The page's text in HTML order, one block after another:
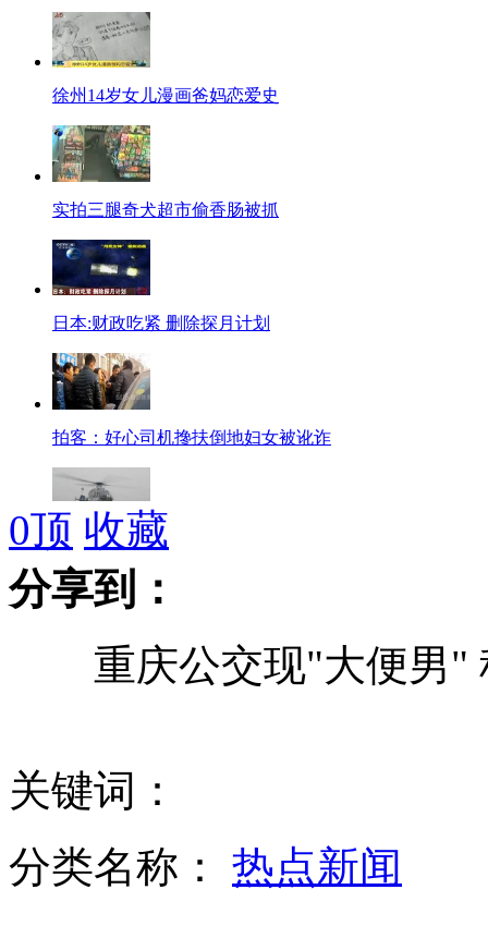
徐州14岁女儿漫画爸妈恋爱史
实拍三腿奇犬超市偷香肠被抓
日本:财政吃紧 删除探月计划
拍客：好心司机搀扶倒地妇女被讹诈
拍客：直升飞机迎娶新娘 每小时租金两万
搓手猫网络爆红 又萌又怜
实拍惊险民间斗牛 男子瞬间被顶飞
继父酒后兽性大发 强奸继女后潜逃
0顶 收藏
分享到：
重庆公交现"大便男"
关键词：
分类名称： 热点新闻